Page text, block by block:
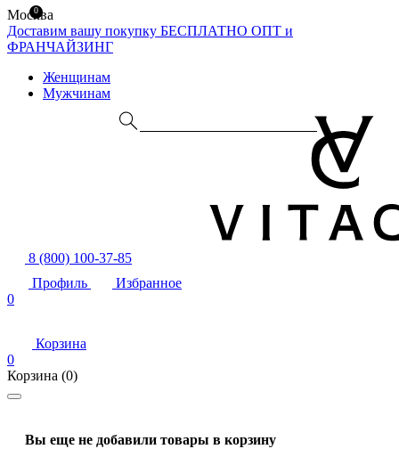
Москва
Доставим вашу покупку БЕСПЛАТНО ОПТ и
ФРАНЧАЙЗИНГ
Женщинам
Мужчинам
8 (800) 100-37-85
Профиль
Избранное
0
Корзина
0
Корзина (0)
Вы еще не добавили товары в корзину
0